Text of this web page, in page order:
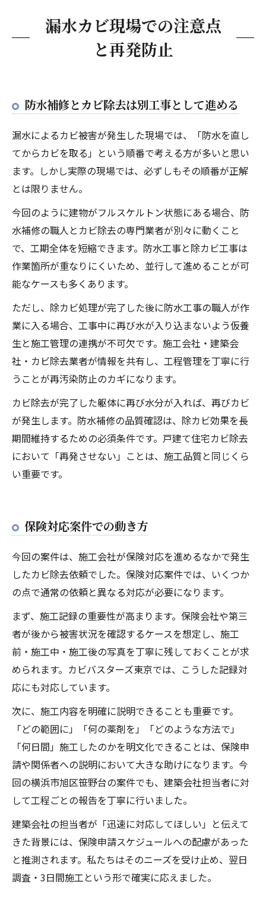
漏水カビ現場での注意点
と再発防止
防水補修とカビ除去は別工事として進める
漏水によるカビ被害が発生した現場では、「防水を直し
てからカビを取る」という順番で考える方が多いと思い
ます。しかし実際の現場では、必ずしもその順番が正解
とは限りません。
今回のように建物がフルスケルトン状態にある場合、防
水補修の職人とカビ除去の専門業者が別々に動くこと
で、工期全体を短縮できます。防水工事と除カビ工事は
作業箇所が重なりにくいため、並行して進めることが可
能なケースも多くあります。
ただし、除カビ処理が完了した後に防水工事の職人が作
業に入る場合、工事中に再び水が入り込まないよう仮養
生と施工管理の連携が不可欠です。施工会社・建築会
社・カビ除去業者が情報を共有し、工程管理を丁寧に行
うことが再汚染防止のカギになります。
カビ除去が完了した躯体に再び水分が入れば、再びカビ
が発生します。防水補修の品質確認は、除カビ効果を長
期間維持するための必須条件です。戸建て住宅カビ除去
において「再発させない」ことは、施工品質と同じくら
い重要です。
保険対応案件での動き方
今回の案件は、施工会社が保険対応を進めるなかで発生
したカビ除去依頼でした。保険対応案件では、いくつか
の点で通常の依頼と異なる対応が必要になります。
まず、施工記録の重要性が高まります。保険会社や第三
者が後から被害状況を確認するケースを想定し、施工
前・施工中・施工後の写真を丁寧に残しておくことが求
められます。カビバスターズ東京では、こうした記録対
応にも対応しています。
次に、施工内容を明確に説明できることも重要です。
「どの範囲に」「何の薬剤を」「どのような方法で」
「何日間」施工したのかを明文化できることは、保険申
請や関係者への説明において大きな助けになります。今
回の横浜市旭区笹野台の案件でも、建築会社担当者に対
して工程ごとの報告を丁寧に行いました。
建築会社の担当者が「迅速に対応してほしい」と伝えて
きた背景には、保険申請スケジュールへの配慮があった
と推測されます。私たちはそのニーズを受け止め、翌日
調査・3日間施工という形で確実に応えました。